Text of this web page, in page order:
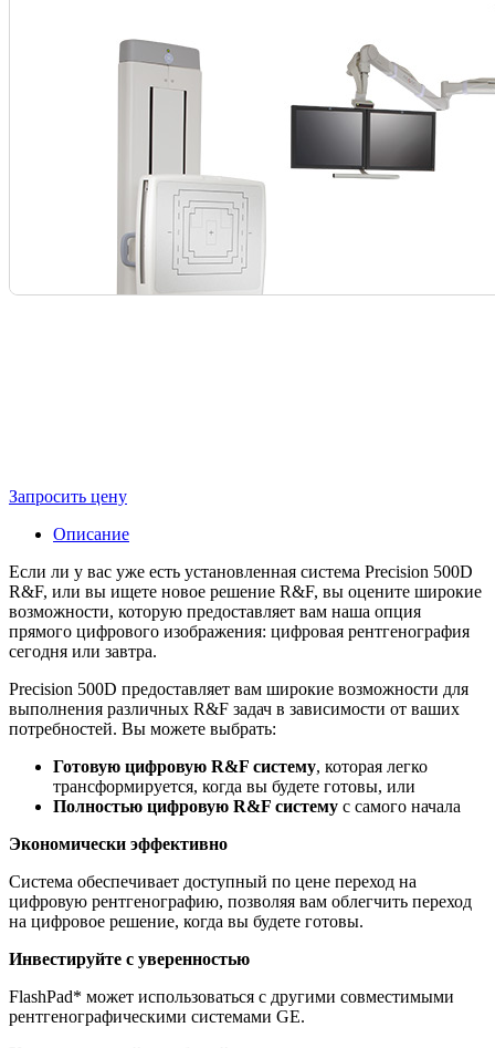
Запросить цену
Описание
Если ли у вас уже есть установленная система Precision 500D
R&F, или вы ищете новое решение R&F, вы оцените широкие
возможности, которую предоставляет вам наша опция
прямого цифрового изображения: цифровая рентгенография
сегодня или завтра.
Precision 500D предоставляет вам широкие возможности для
выполнения различных R&F задач в зависимости от ваших
потребностей. Вы можете выбрать:
Готовую цифровую R&F систему, которая легко
трансформируется, когда вы будете готовы, или
Полностью цифровую R&F систему с самого начала
Экономически эффективно
Система обеспечивает доступный по цене переход на
цифровую рентгенографию, позволяя вам облегчить переход
на цифровое решение, когда вы будете готовы.
Инвестируйте с уверенностью
FlashPad* может использоваться с другими совместимыми
рентгенографическими системами GE.